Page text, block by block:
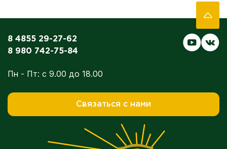
8 4855 29-27-62
8 980 742-75-84
Пн - Пт: с 9.00 до 18.00
Связаться с нами